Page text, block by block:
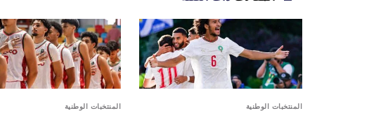
المنتخبات الوطنية المنتخبات الوطنية